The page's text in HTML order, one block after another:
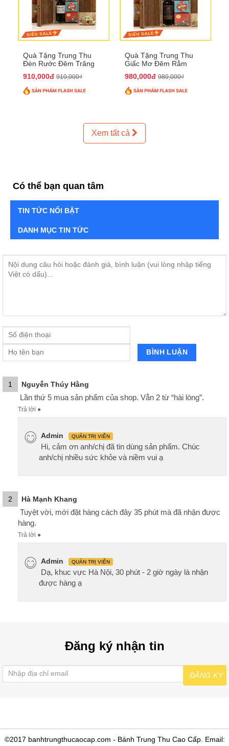
Quà Tặng Trung Thu
Đèn Rước Đêm Trăng
910,000đ 910,000₫
Quà Tặng Trung Thu
Giấc Mơ Đêm Rằm
980,000đ 980,000₫
Xem tất cả
Có thể bạn quan tâm
TIN TỨC NỔI BẬT
DANH MỤC TIN TỨC
1 Nguyễn Thúy Hằng
Lần thứ 5 mua sản phẩm của shop. Vẫn 2 từ “hài lòng”.
Trả lời ●
Admin QUẢN TRỊ VIÊN
Hi, cảm ơn anh/chị đã tin dùng sản phẩm. Chúc
anh/chị nhiều sức khỏe và niềm vui ạ
2 Hà Mạnh Khang
Tuyệt vời, mới đặt hàng cách đây 35 phút mà đã nhận được
hàng.
Trả lời ●
Admin QUẢN TRỊ VIÊN
Dạ, khuc vực Hà Nội, 30 phút - 2 giờ ngày là nhận
được hàng ạ
Đăng ký nhận tin
ĐĂNG KÝ
©2017 banhtrungthucaocap.com - Bánh Trung Thu Cao Cấp. Email: